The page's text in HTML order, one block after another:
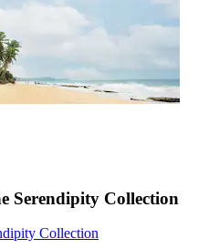
Serendipity Collection
Collection